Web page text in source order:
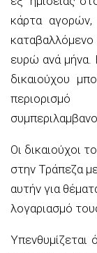
κάρτα
καταβαλλόμενο
ευρώ ανά μήνα.
δικαιούχου
Οι δικαιούχοι
στην Τράπεζα
αυτήν για
λογαριασμό
Υπενθυμίζεται